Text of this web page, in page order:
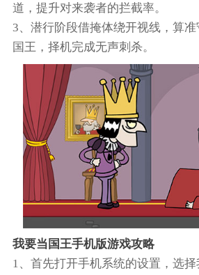
道，提升对来袭者的拦截率。
3、潜行阶段借掩体绕开视线，算
国王，择机完成无声刺杀。
我要当国王手机版游戏攻略
1、首先打开手机系统的设置，选择